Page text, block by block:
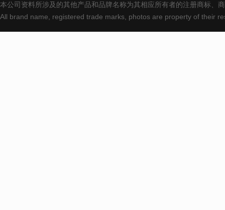
本公司资料所涉及的其他产品和品牌名称为其相应所有者的注册商标、
All brand name, registered trade marks, photos are property of their